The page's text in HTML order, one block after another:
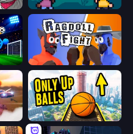
Multiplayer Quick Tag
Ragdoll Soccer 2 Players Ragdoll Fight
Only Up Balls